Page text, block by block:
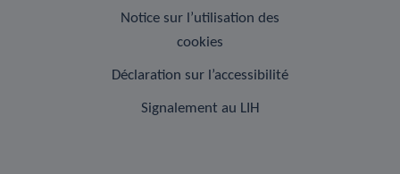
Notice sur l’utilisation des
cookies
Déclaration sur l’accessibilité
Signalement au LIH